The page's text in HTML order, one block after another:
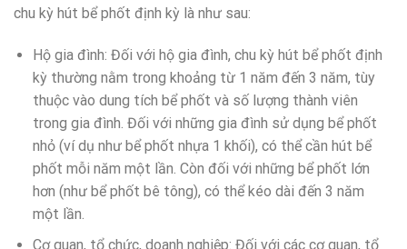
chu kỳ hút bể phốt định kỳ là như sau:
Hộ gia đình: Đối với hộ gia đình, chu kỳ hút bể phốt định
kỳ thường nằm trong khoảng từ 1 năm đến 3 năm, tùy
thuộc vào dung tích bể phốt và số lượng thành viên
trong gia đình. Đối với những gia đình sử dụng bể phốt
nhỏ (ví dụ như bể phốt nhựa 1 khối), có thể cần hút bể
phốt mỗi năm một lần. Còn đối với những bể phốt lớn
hơn (như bể phốt bê tông), có thể kéo dài đến 3 năm
một lần.
Cơ quan, tổ chức, doanh nghiệp: Đối với các cơ quan, tổ